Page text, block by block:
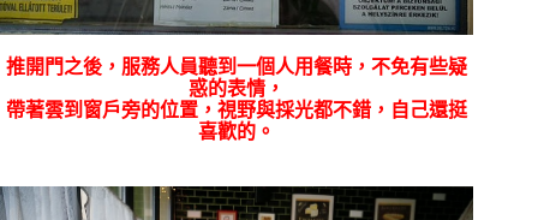
推開門之後，服務人員聽到一個人用餐時，不免有些疑
惑的表情，
帶著雲到窗戶旁的位置，視野與採光都不錯，自己還挺
喜歡的。